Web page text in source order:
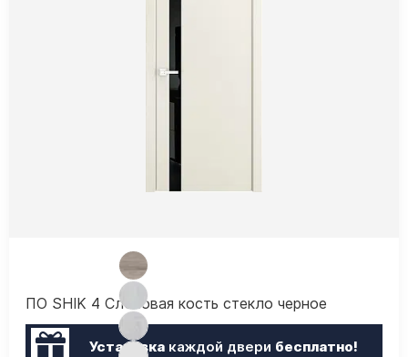
ПО SHIK 4 Слоновая кость стекло черное
Установкакаждой двери бесплатно!